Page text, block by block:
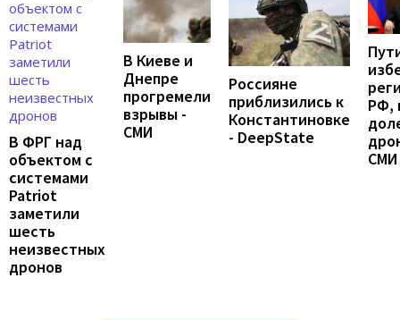
В ФРГ над
объектом с
системами
Patriot
заметили
шесть
неизвестных
дронов
В Киеве и
Днепре
прогремели
взрывы -
СМИ
Россияне
приблизились к
Константиновке
- DeepState
РФ,
СМИ